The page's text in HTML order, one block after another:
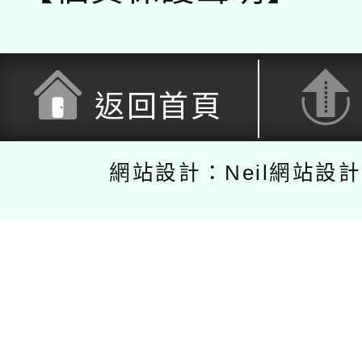
返回首頁
網站設計：Neil網站設